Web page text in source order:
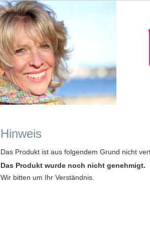
Hinweis
Das Produkt ist aus folgendem Grund nicht
Das Produkt wurde noch nicht genehmigt.
Wir bitten um Ihr Verständnis.